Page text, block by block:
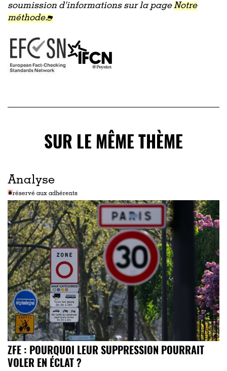
soumission d'informations sur la pageNotre
méthode.
SUR LE MÊME THÈME
Analyse
réservé aux adhérents
ZFE : POURQUOI LEUR SUPPRESSION POURRAIT
VOLER EN ÉCLAT ?